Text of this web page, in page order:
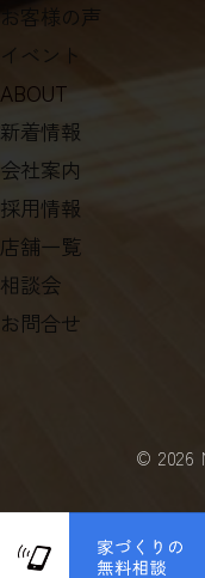
お客様の声
イベント
ABOUT
新着情報
会社案内
採用情報
店舗一覧
相談会
お問合せ
©